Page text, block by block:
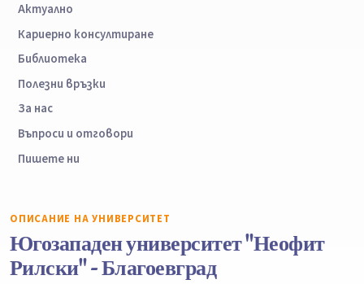
Актуално
Кариерно консултиране
Библиотека
Полезни връзки
За нас
Въпроси и отговори
Пишете ни
ОПИСАНИЕ НА УНИВЕРСИТЕТ
Югозападен университет "Неофит
Рилски" - Благоевград